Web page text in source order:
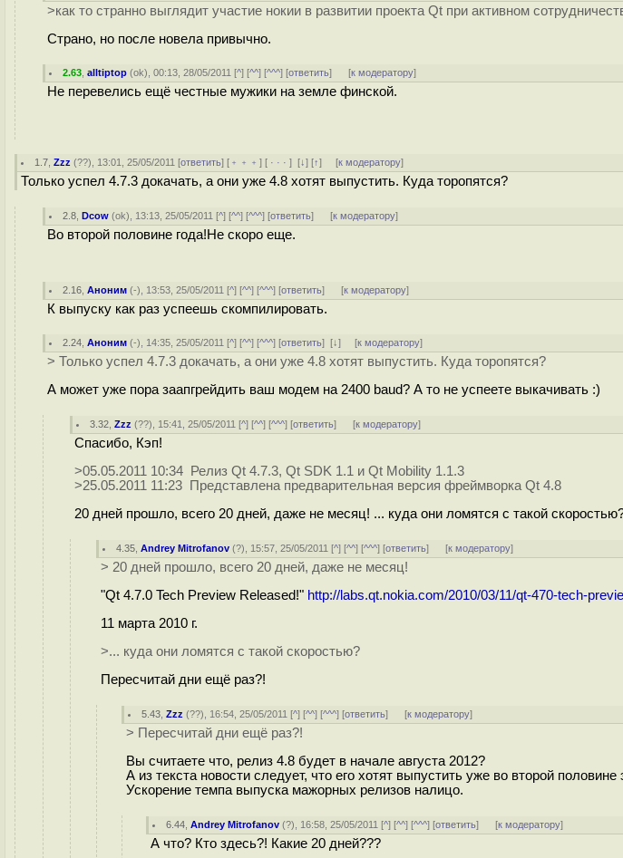
>как то странно выглядит участие нокии в развитии проекта Qt при активном
Страно, но после новела привычно.
2.63 ,alltiptop (ok), 00:13, 28/05/2011 [^] [^^] [^^^] [ответить] [к модератору]
Не перевелись ещё честные мужики на земле финской.
1.7 ,Zzz (??), 13:01, 25/05/2011 [ответить] [ ﹢﹢﹢] [ · · ·][↓] [↑] [к модератору]
Только успел 4.7.3 докачать, а они уже 4.8 хотят выпустить. Куда торопятся?
2.8 ,Dcow (ok), 13:13, 25/05/2011 [^] [^^] [^^^] [ответить] [к модератору]
Во второй половине года!Не скоро еще.
2.16 ,Аноним (-), 13:53, 25/05/2011 [^] [^^] [^^^] [ответить] [к модератору]
К выпуску как раз успеешь скомпилировать.
2.24 ,Аноним (-), 14:35, 25/05/2011 [^] [^^] [^^^] [ответить][↓] [к модератору]
> Только успел 4.7.3 докачать, а они уже 4.8 хотят выпустить. Куда торопятся?
А может уже пора заапгрейдить ваш модем на 2400 baud? А то не успеете выкачивать :)
3.32 ,Zzz (??), 15:41, 25/05/2011 [^] [^^] [^^^] [ответить] [к модератору]
Спасибо, Кэп!
>05.05.2011 10:34 Релиз Qt 4.7.3, Qt SDK 1.1 и Qt Mobility 1.1.3
>25.05.2011 11:23 Представлена предварительная версия фреймворка Qt 4.8
20 дней прошло, всего 20 дней, даже не месяц! ... куда они ломятся с такой
4.35 ,Andrey Mitrofanov (?), 15:57, 25/05/2011 [^] [^^] [^^^] [ответить] [к модератору]
> 20 дней прошло, всего 20 дней, даже не месяц!
"Qt 4.7.0 Tech Preview Released!" http://labs.qt.nokia.com/2010/03/11/qt-470-tech-
11 марта 2010 г.
>... куда они ломятся с такой скоростью?
Пересчитай дни ещё раз?!
5.43 ,Zzz (??), 16:54, 25/05/2011 [^] [^^] [^^^] [ответить] [к модератору]
> Пересчитай дни ещё раз?!
Вы считаете что, релиз 4.8 будет в начале августа 2012?
А из текста новости следует, что его хотят выпустить уже во второй половине
Ускорение темпа выпуска мажорных релизов налицо.
6.44 ,Andrey Mitrofanov (?), 16:58, 25/05/2011 [^] [^^] [^^^] [ответить] [к модератору]
А что? Кто здесь?! Какие 20 дней???